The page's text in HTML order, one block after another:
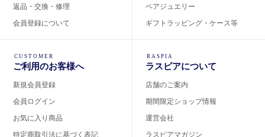
返品・交換・修理
会員登録について
ペアジュエリー
ギフトラッピング・ケース等
CUSTOMER
ご利用のお客様へ
新規会員登録
会員ログイン
お気に入り商品
特定商取引法に基づく表記
RASPIA
ラスピアについて
店舗のご案内
期間限定ショップ情報
運営会社
ラスピアマガジン